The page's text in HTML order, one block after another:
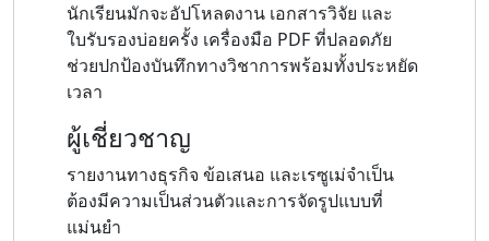
นักเรียนมักจะอัปโหลดงาน เอกสารวิจัย และ
ใบรับรองบ่อยครั้ง เครื่องมือ PDF ที่ปลอดภัย
ช่วยปกป้องบันทึกทางวิชาการพร้อมทั้งประหยัด
เวลา
ผู้เชี่ยวชาญ
รายงานทางธุรกิจ ข้อเสนอ และเรซูเม่จำเป็น
ต้องมีความเป็นส่วนตัวและการจัดรูปแบบที่
แม่นยำ